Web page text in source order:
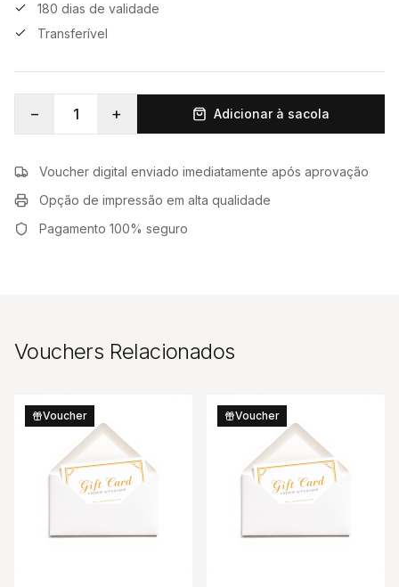
180 dias de validade
Transferível
− 1 + Adicionar à sacola
Voucher digital enviado imediatamente após aprovação
Opção de impressão em alta qualidade
Pagamento 100% seguro
Vouchers Relacionados
Voucher Voucher